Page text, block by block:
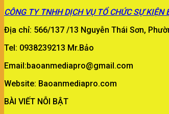
CÔNG TY TNHH DỊCH VỤ TỔ CHỨC SỰ KIỆN
Địa chỉ: 566/137 /13 Nguyễn Thái Sơn,
Tel: 0938239213 Mr.Bảo
Email:baoanmediapro@gmail.com
Website: Baoanmediapro.com
BÀI VIẾT NỖI BẬT